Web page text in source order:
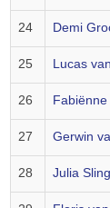
24 Demi
25 Lucas
26
27 Gerwin
28 Julia